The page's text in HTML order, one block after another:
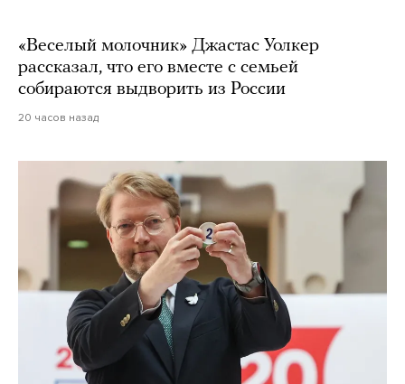
«Веселый молочник» Джастас Уолкер
рассказал, что его вместе с семьей
собираются выдворить из России
20 часов назад